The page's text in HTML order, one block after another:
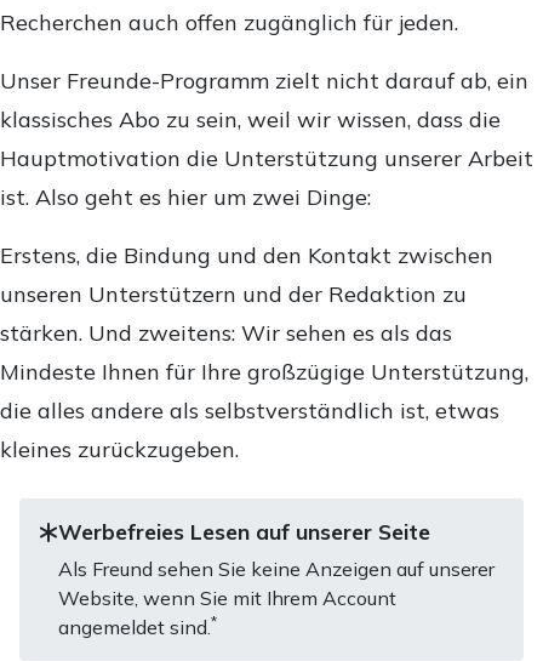
Recherchen auch offen zugänglich für jeden.
Unser Freunde-Programm zielt nicht darauf ab, ein
klassisches Abo zu sein, weil wir wissen, dass die
Hauptmotivation die Unterstützung unserer Arbeit
ist. Also geht es hier um zwei Dinge:
Erstens, die Bindung und den Kontakt zwischen
unseren Unterstützern und der Redaktion zu
stärken. Und zweitens: Wir sehen es als das
Mindeste Ihnen für Ihre großzügige Unterstützung,
die alles andere als selbstverständlich ist, etwas
kleines zurückzugeben.
Werbefreies Lesen auf unserer Seite
Als Freund sehen Sie keine Anzeigen auf unserer
Website, wenn Sie mit Ihrem Account
angemeldet sind.*